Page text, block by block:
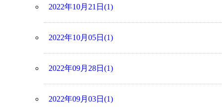
2022年10月21日(1)
2022年10月05日(1)
2022年09月28日(1)
2022年09月03日(1)